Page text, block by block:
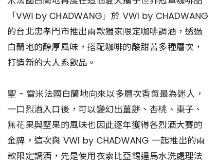
「VWI by CHADWANG」於 VWI by CHADWANG
的台北忠孝門市推出兩款獨家限定咖啡調酒，透過
白蘭地的醇厚風味，搭配咖啡的酸甜苦多種層次，
打造新的大人系飲品。
聖 - 雷米法國白蘭地向來以多層次香氣最為迷人，
一口烈酒入口後，可以變幻出薑餅、杏桃、棗子、
無花果與堅果的風味也因此逐年獲得各烈酒大賽的
金牌，這次與 VWI by CHADWANG 一起推出的兩
款限定調酒，先是使用衣索比亞錫達馬水洗處理法